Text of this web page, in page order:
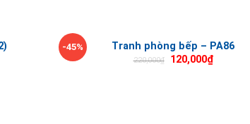
-45% Tranh phòng bếp – PA86
220,000₫ 120,000₫